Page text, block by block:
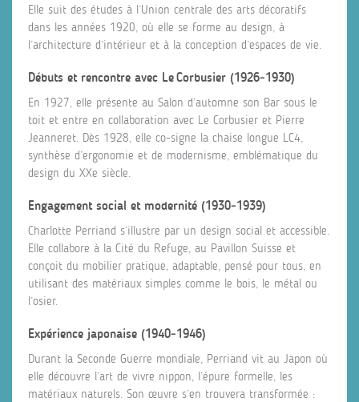
Elle suit des études à l’Union centrale des arts décoratifs
dans les années 1920, où elle se forme au design, à
l’architecture d’intérieur et à la conception d’espaces de vie.
Débuts et rencontre avec Le Corbusier (1926‑1930)
En 1927, elle présente au Salon d’automne son Bar sous le
toit et entre en collaboration avec Le Corbusier et Pierre
Jeanneret. Dès 1928, elle co-signe la chaise longue LC4,
synthèse d’ergonomie et de modernisme, emblématique du
design du XXe siècle.
Engagement social et modernité (1930‑1939)
Charlotte Perriand s’illustre par un design social et accessible.
Elle collabore à la Cité du Refuge, au Pavillon Suisse et
conçoit du mobilier pratique, adaptable, pensé pour tous, en
utilisant des matériaux simples comme le bois, le métal ou
l’osier.
Expérience japonaise (1940‑1946)
Durant la Seconde Guerre mondiale, Perriand vit au Japon où
elle découvre l’art de vivre nippon, l’épure formelle, les
matériaux naturels. Son œuvre s’en trouvera transformée :